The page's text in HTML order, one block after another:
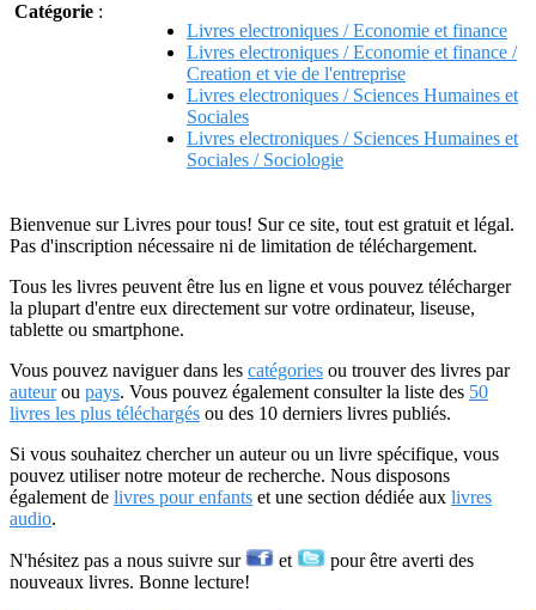
Catégorie :
Livres electroniques / Economie et finance
Livres electroniques / Economie et finance /
Creation et vie de l'entreprise
Livres electroniques / Sciences Humaines et
Sociales
Livres electroniques / Sciences Humaines et
Sociales / Sociologie
Bienvenue sur Livres pour tous! Sur ce site, tout est gratuit et légal.
Pas d'inscription nécessaire ni de limitation de téléchargement.
Tous les livres peuvent être lus en ligne et vous pouvez télécharger
la plupart d'entre eux directement sur votre ordinateur, liseuse,
tablette ou smartphone.
Vous pouvez naviguer dans les catégories ou trouver des livres par
auteurou pays. Vous pouvez également consulter la liste des 50
livres les plus téléchargés ou des 10 derniers livres publiés.
Si vous souhaitez chercher un auteur ou un livre spécifique, vous
pouvez utiliser notre moteur de recherche. Nous disposons
également de livres pour enfants et une section dédiée aux livres
audio.
N'hésitez pas a nous suivre sur et
pour être averti des
nouveaux livres. Bonne lecture!